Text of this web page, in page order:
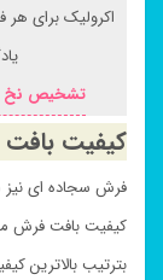
اکرولیک برای
تشخیص نخ
کیفیت
فرش سجاده ای نیز
کیفیت بافت فرش